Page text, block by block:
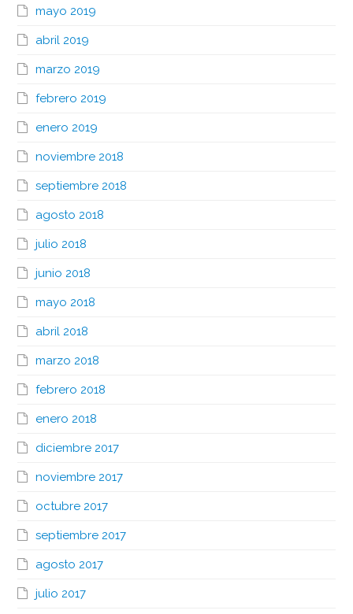
mayo 2019
abril 2019
marzo 2019
febrero 2019
enero 2019
noviembre 2018
septiembre 2018
agosto 2018
julio 2018
junio 2018
mayo 2018
abril 2018
marzo 2018
febrero 2018
enero 2018
diciembre 2017
noviembre 2017
octubre 2017
septiembre 2017
agosto 2017
julio 2017